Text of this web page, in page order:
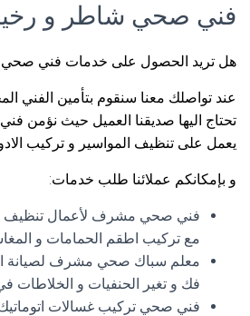
فني صحي شاطر و
هل تريد الحصول على خدمات فني
عند تواصلك معنا سنقوم بتأمين الفني
تحتاج اليها صديقنا العميل حيث
يعمل على تنظيف المواسير و تركيب
و بإمكانكم عملائنا طلب خدمات:
فني صحي مشرف لأعمال تنظيف
مع تركيب اطقم الحمامات و
معلم سباك صحي مشرف لصيانة
فك و تغير الحنفيات و الخلاطات
فني صحي تركيب غسالات